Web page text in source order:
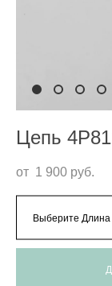
Цепь
от 1 900 pуб.
Выберите Длина